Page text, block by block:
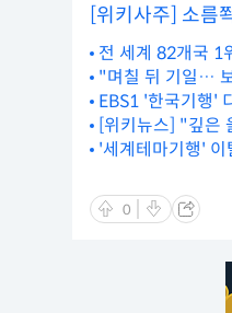
[위키사주] 소름
전 세계 82개국 1
"며칠 뒤 기일…
EBS1 '한국기행'
[위키뉴스] "깊은
회 현장
'세계테마기행' 이
0